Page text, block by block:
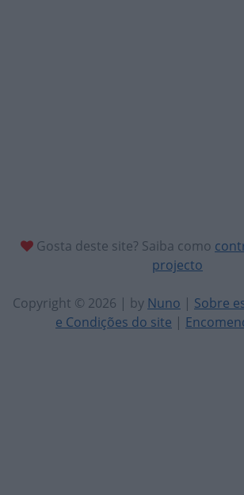
Gosta deste site? Saiba como
projecto
Copyright © 2026 | by Nuno | Sobre
e Condições do site |